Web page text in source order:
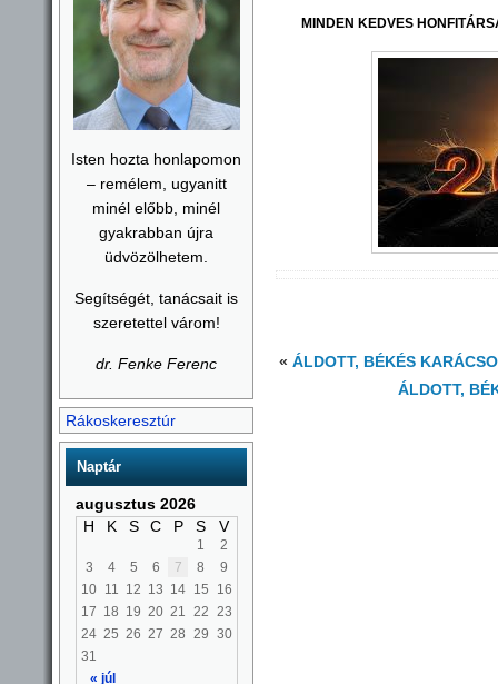
Isten hozta honlapomon
– remélem, ugyanitt
minél előbb, minél
gyakrabban újra
üdvözölhetem.
Segítségét, tanácsait is
szeretettel várom!
dr. Fenke Ferenc
Rákoskeresztúr
Naptár
augusztus 2026
H
K S C P S V
« júl
1
2
3
4 5 6 7 8
9
10 11 12 13 14 15
16
17 18 19 20 21 22 23
24 25 26 27 28 29 30
31
MINDEN KEDVES
« ÁLDOTT, BÉKÉS
ÁLDOTT,